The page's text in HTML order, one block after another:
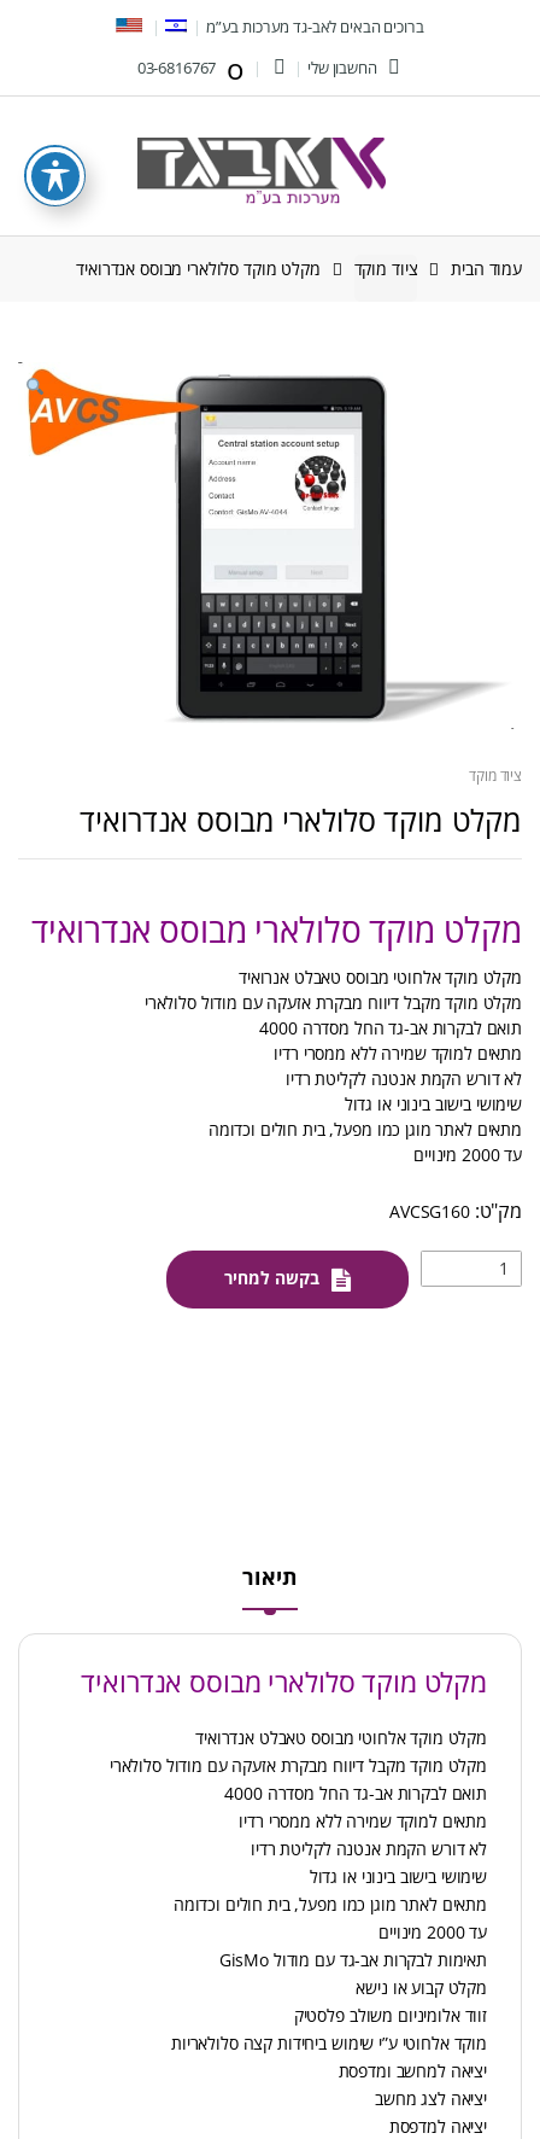
ברוכים הבאים לאב-גד מערכות בע”מ
החשבון שלי
עמוד הבית ציוד מוקד מקלט מוקד סלולארי מבוסס אנדרואיד
ציוד מוקד
מקלט מוקד סלולארי מבוסס אנדרואיד
מקלט מוקד סלולארי מבוסס אנדרואיד
מקלט מוקד אלחוטי מבוסס טאבלט אנרואיד
מקלט מוקד מקבל דיווח מבקרת אזעקה עם מודול סלולארי
תואם לבקרות אב-גד החל מסדרה 4000
מתאים למוקד שמירה ללא ממסרי רדיו
לא דורש הקמת אנטנה לקליטת רדיו
שימושי בישוב בינוני או גדול
מתאים לאתר מוגן כמו מפעל, בית חולים וכדומה
עד 2000 מינויים
AVCSG160
בקשה למחיר
תיאור
מקלט מוקד סלולארי מבוסס אנדרואיד
מקלט מוקד אלחוטי מבוסס טאבלט אנדרואיד
מקלט מוקד מקבל דיווח מבקרת אזעקה עם מודול סלולארי
תואם לבקרות אב-גד החל מסדרה 4000
מתאים למוקד שמירה ללא ממסרי רדיו
לא דורש הקמת אנטנה לקליטת רדיו
שימושי בישוב בינוני או גדול
מתאים לאתר מוגן כמו מפעל, בית חולים וכדומה
עד 2000 מינויים
תאימות לבקרות אב-גד עם מודול GisMo
מקלט קבוע או נישא
זווד אלומיניום משולב פלסטיק
מוקד אלחוטי ע”י שימוש ביחידות קצה סלולאריות
יציאה למחשב ומדפסת
יציאה לצג מחשב
יציאה למדפסת